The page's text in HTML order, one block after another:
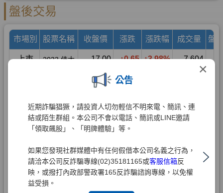
×
公告
近期詐騙猖獗，請投資人切勿輕信不明來電、簡訊、連
結或陌生群組。本公司不會以電話、簡訊或LINE邀請
「領取飆股」、「明牌體驗」等。
如果您發現社群媒體中有任何假借本公司名義之行為，
請洽本公司反詐騙專線(02)35181165或客服信箱反
映，或撥打內政部警政署165反詐騙諮詢專線，以免權
益受損。